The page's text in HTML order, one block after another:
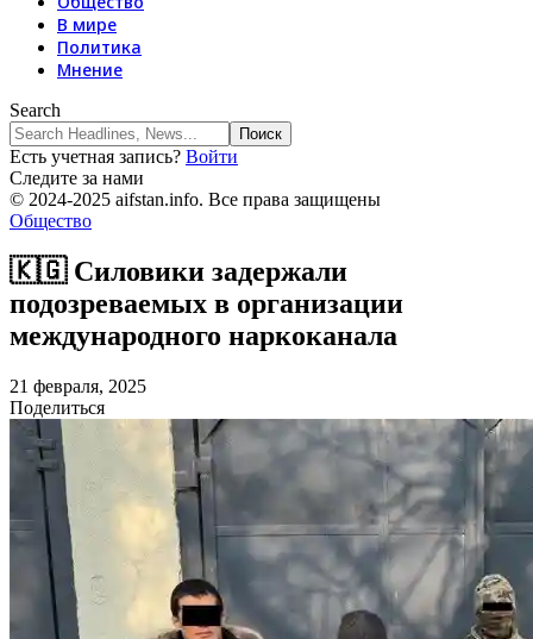
В мире
Политика
Мнение
Search
Есть учетная запись? Войти
Следите за нами
© 2024-2025 aifstan.info. Все права защищены
Общество
🇰🇬 Силовики задержали
подозреваемых в организации
международного наркоканала
21 февраля, 2025
Поделиться